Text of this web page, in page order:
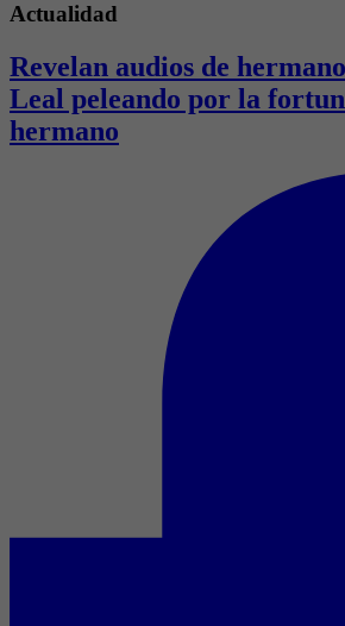
Actualidad
Revelan audios de
Leal peleando por la
hermano